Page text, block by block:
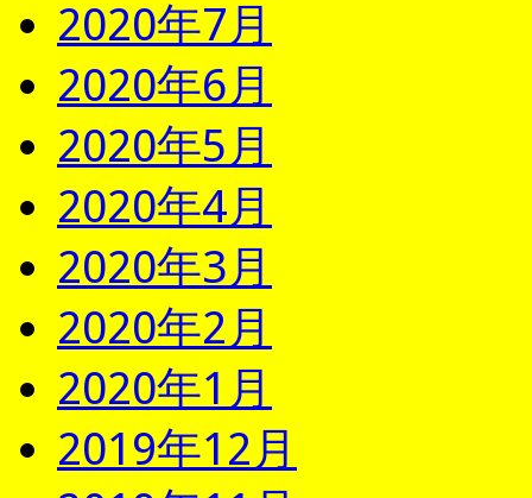
2020年7月
2020年6月
2020年5月
2020年4月
2020年3月
2020年2月
2020年1月
2019年12月